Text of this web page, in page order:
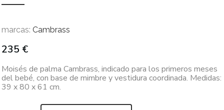
marcas: Cambrass
235 €
Moisés de palma Cambrass, indicado para los primeros meses
del bebé, con base de mimbre y vestidura coordinada. Medidas:
39 x 80 x 61 cm.